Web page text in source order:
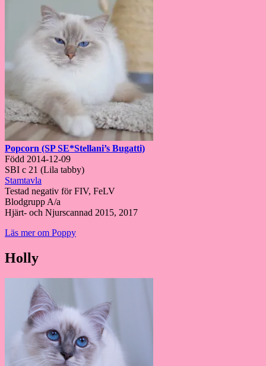
Popcorn (SP SE*Stellani’s Bugatti)
Född 2014-12-09
SBI c 21 (Lila tabby)
Stamtavla
Testad negativ för FIV, FeLV
Blodgrupp A/a
Hjärt- och Njurscannad 2015, 2017
Läs mer om Poppy
Holly